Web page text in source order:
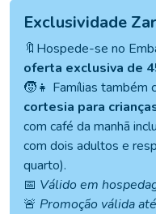
Exclusividade
🔖Hospede-se no
oferta exclusiva de
🧒👧 Famílias também
cortesia para
com café da manhã
com dois adultos e
quarto).
📅 Válido em
🚨 Promoção válida